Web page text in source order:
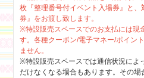
枚『整理番号付イベント入場券』と
券』をお渡し致します。
※特設販売スペースでのお支払には現
す。各種クーポン/電子マネー/ポイン
ません。
※特設販売スペースでは通信状況によ
だけなくなる場合もあります。その